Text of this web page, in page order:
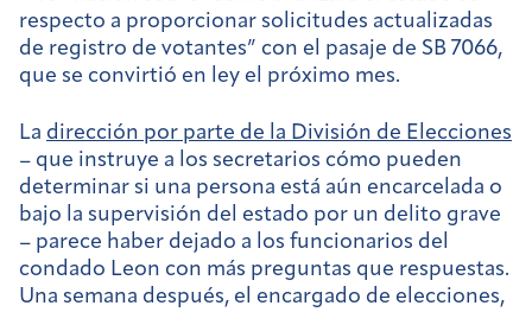
respecto a proporcionar solicitudes actualizadas
de registro de votantes” con el pasaje de SB 7066,
que se convirtió en ley el próximo mes.
La dirección por parte de la División de Elecciones
– que instruye a los secretarios cómo pueden
determinar si una persona está aún encarcelada o
bajo la supervisión del estado por un delito grave
– parece haber dejado a los funcionarios del
condado Leon con más preguntas que respuestas.
Una semana después, el encargado de elecciones,